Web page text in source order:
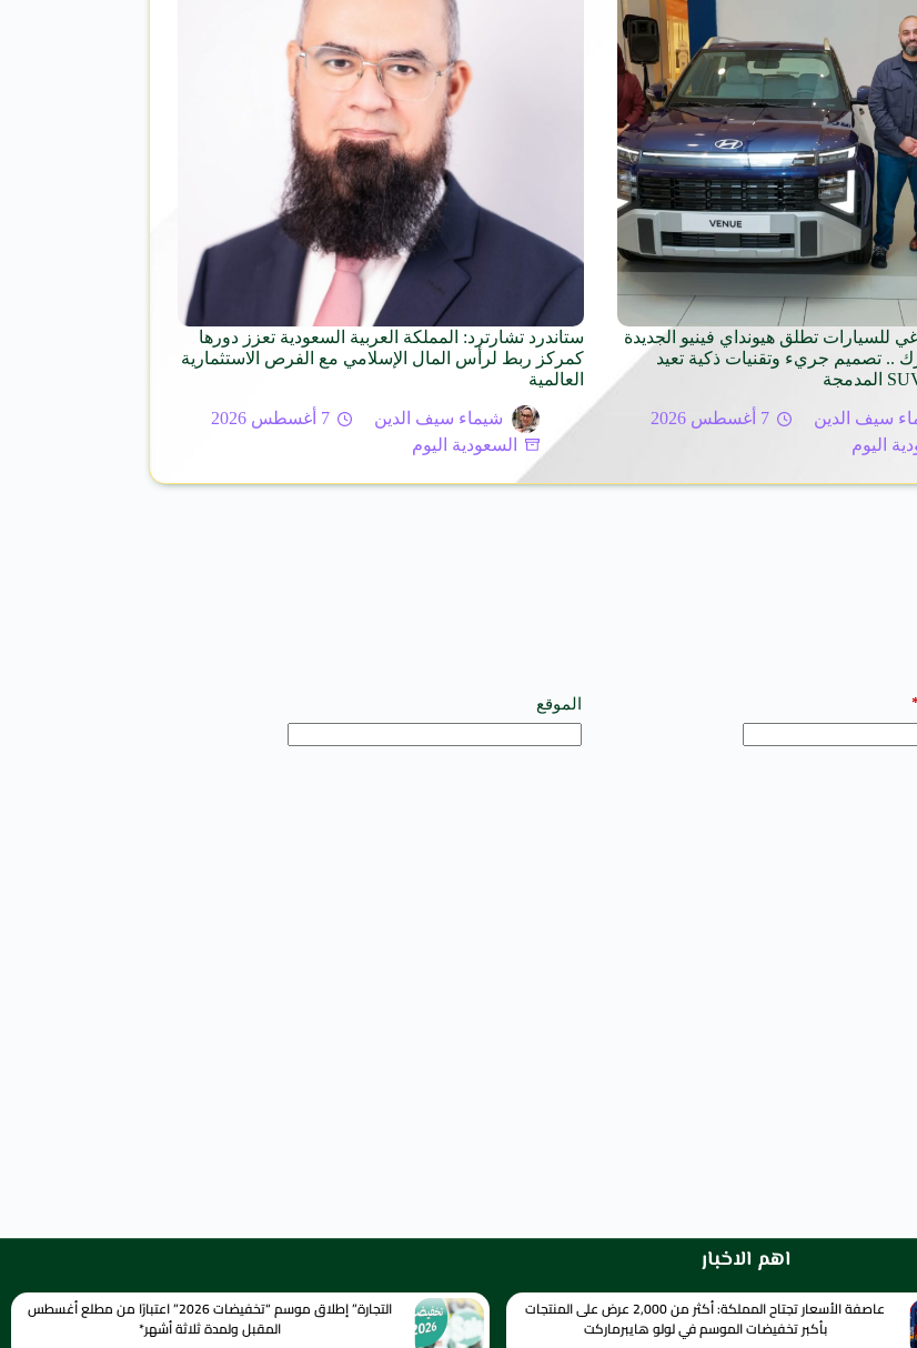
للسيارات تطلق هيونداي فينيو الجديدة
.. تصميم جريء وتقنيات ذكية تعيد
سيف الدين
7 أغسطس 2026
اليوم
ستاندرد تشارترد: المملكة العربية السعودية تعزز دورها
كمركز ربط لرأس المال الإسلامي مع الفرص الاستثمارية
العالمية
شيماء سيف الدين
7 أغسطس 2026
السعودية اليوم
الموقع
اهم الاخبار
عاصفة الأسعار تجتاح المملكة: أكثر من 2,000 عرض على المنتجات
بأكبر تخفيضات الموسم في لولو هايبرماركت
التجارة” إطلاق موسم “تخفيضات 2026” اعتبارًا من مطلع أغسطس
المقبل ولمدة ثلاثة أشهر*